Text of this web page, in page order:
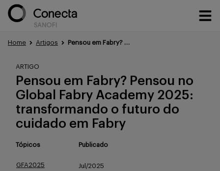
Eventos
Treinamentos
Home Artigos Pensou em Fabry? Pensou no Global Fabry Academy 2025: transformando o futuro do cuidado em Fabry
ARTIGO
Pensou em Fabry? Pensou no
Global Fabry Academy 2025:
transformando o futuro do
cuidado em Fabry
Tópicos
GFA2025
Publicado
Jul/2025